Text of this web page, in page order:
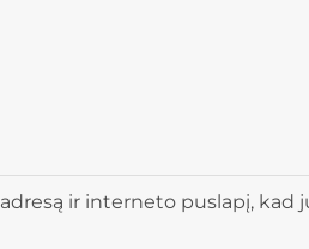
ir interneto puslapį, kad